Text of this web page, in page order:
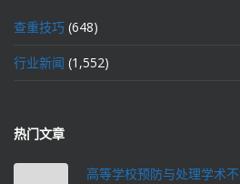
查重技巧 (648)
行业新闻 (1,552)
热门文章
高等学校预防与处理学术